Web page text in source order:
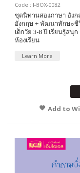
Code : I-BOX-0082
ชุดนิทานสองภาษา อังก
อังกฤษ + พัฒนาทักษะชี
เด็กวัย 3-8 ปี เรียนรู้สนุ
ห้องเรียน
Learn More
Add to